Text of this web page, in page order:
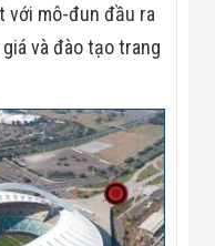
với mô-đun đầu ra
và đào tạo trang